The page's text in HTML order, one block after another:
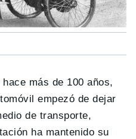
más de 100 años,
empezó de dejar
de transporte,
ha mantenido su